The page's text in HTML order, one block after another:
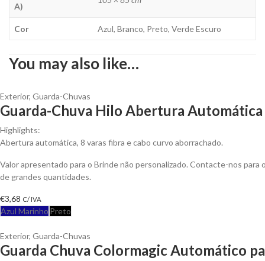
A)
Cor Azul, Branco, Preto, Verde Escuro
You may also like…
Exterior, Guarda-Chuvas
Guarda-Chuva Hilo Abertura
Highlights:
Abertura automática, 8 varas fibra e cabo curvo aborrachado.
Valor apresentado para o Brinde não personalizado. Contacte-nos
de grandes quantidades.
€3,68 C/ IVA
Azul Marinho Preto
Exterior, Guarda-Chuvas
Guarda Chuva Colormagic Automático